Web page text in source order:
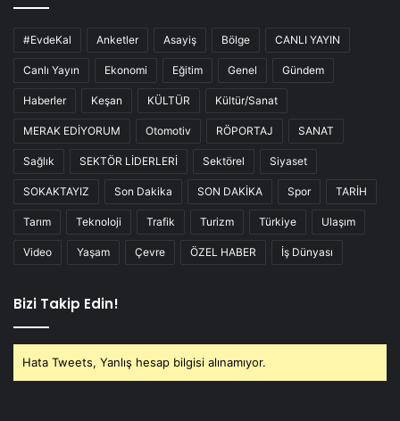
#EvdeKal Anketler Asayiş Bölge CANLI YAYIN
Canlı Yayın Ekonomi Eğitim Genel Gündem
Haberler Keşan KÜLTÜR Kültür/Sanat
MERAK EDİYORUM Otomotiv RÖPORTAJ SANAT
Sağlık SEKTÖR LİDERLERİ Sektörel Siyaset
SOKAKTAYIZ Son Dakika SON DAKİKA Spor TARİH
Tarım Teknoloji Trafik Turizm Türkiye Ulaşım
Video Yaşam Çevre ÖZEL HABER İş Dünyası
Bizi Takip Edin!
Hata Tweets, Yanlış hesap bilgisi alınamıyor.